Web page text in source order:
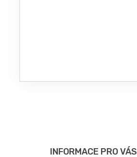
INFORMACE PRO VÁS